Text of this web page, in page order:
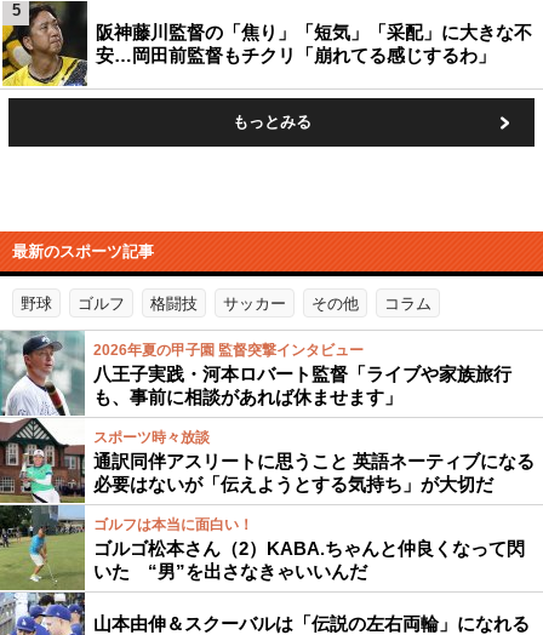
阪神藤川監督の「焦り」「短気」「采配」に大きな不
安…岡田前監督もチクリ「崩れてる感じするわ」
5
もっとみる
最新のスポーツ記事
野球 ゴルフ 格闘技 サッカー その他 コラム
2026年夏の甲子園 監督突撃インタビュー
八王子実践・河本ロバート監督「ライブや家族旅行
も、事前に相談があれば休ませます」
スポーツ時々放談
通訳同伴アスリートに思うこと 英語ネーティブになる
必要はないが「伝えようとする気持ち」が大切だ
ゴルフは本当に面白い！
ゴルゴ松本さん（2）KABA.ちゃんと仲良くなって閃
いた “男”を出さなきゃいいんだ
山本由伸＆スクーバルは「伝説の左右両輪」になれる